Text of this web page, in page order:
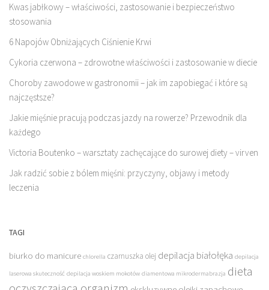
Kwas jabłkowy – właściwości, zastosowanie i bezpieczeństwo
stosowania
6 Napojów Obniżających Ciśnienie Krwi
Cykoria czerwona – zdrowotne właściwości i zastosowanie w diecie
Choroby zawodowe w gastronomii – jak im zapobiegać i które są
najczęstsze?
Jakie mięśnie pracują podczas jazdy na rowerze? Przewodnik dla
każdego
Victoria Boutenko – warsztaty zachęcające do surowej diety – virven
Jak radzić sobie z bólem mięśni: przyczyny, objawy i metody
leczenia
TAGI
biurko do manicure chlorella czarnuszka olej depilacja białołęka depilacja
laserowa skuteczność depilacja woskiem mokotów diamentowa mikrodermabrazja dieta